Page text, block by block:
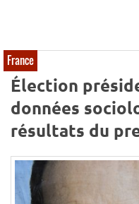
France
Élection
données
résultats du